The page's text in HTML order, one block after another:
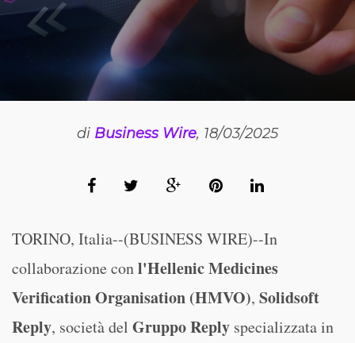
di Business Wire, 18/03/2025
TORINO, Italia--(BUSINESS WIRE)--In
collaborazione conl'Hellenic Medicines
Verification Organisation (HMVO), Solidsoft
Reply, società del Gruppo Reply specializzata in